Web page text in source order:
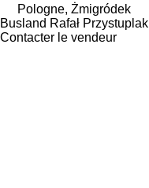
Pologne, Żmigródek
Busland Rafał Przystuplak
Contacter le vendeur